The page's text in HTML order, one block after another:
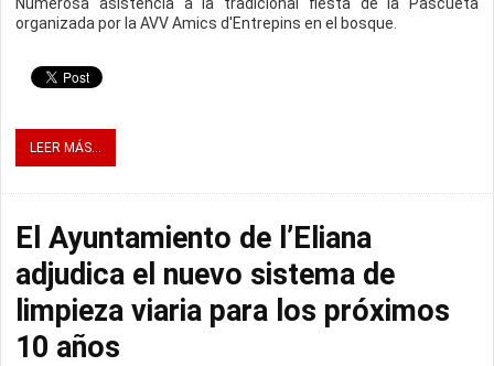
organizada por la AVV Amics d'Entrepins en el bosque.
LEER MÁS...
El Ayuntamiento de l’Eliana
adjudica el nuevo sistema de
limpieza viaria para los próximos
10 años